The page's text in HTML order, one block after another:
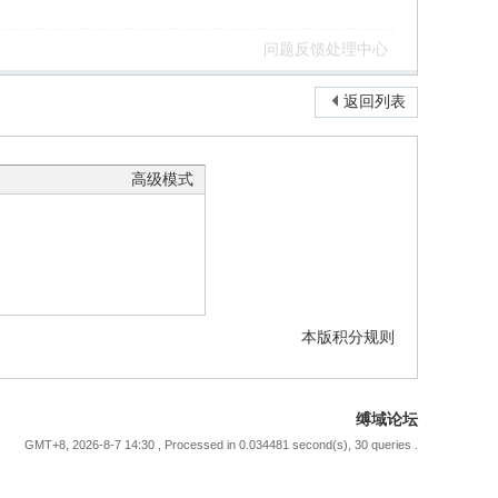
问题反馈处理中心
返回列表
高级模式
本版积分规则
缚域论坛
GMT+8, 2026-8-7 14:30 , Processed in 0.034481 second(s), 30 queries .